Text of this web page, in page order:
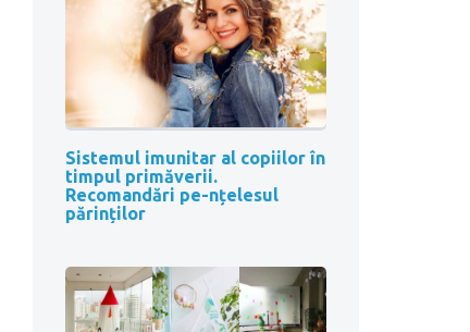
Sistemul imunitar al copiilor în
timpul primăverii.
Recomandări pe-nțelesul
părinților